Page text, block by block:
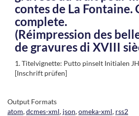
contes de La Fontaine.
complete.
(Réimpression des
de gravures di XVIII
1. Titelvignette: Putto pinselt Initialen
[Inschrift prüfen]
Output Formats
atom,dcmes-xml, json,omeka-xml, rss2